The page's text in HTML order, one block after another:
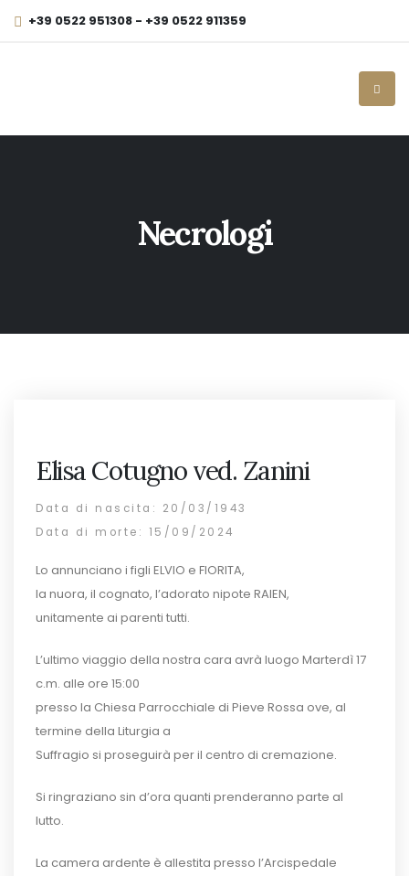
+39 0522 951308 - +39 0522 911359
Necrologi
Elisa Cotugno ved. Zanini
Data di nascita: 20/03/1943
Data di morte: 15/09/2024
Lo annunciano i figli ELVIO e FIORITA,
la nuora, il cognato, l’adorato nipote RAIEN,
unitamente ai parenti tutti.
L’ultimo viaggio della nostra cara avrà luogo Marterdì 17
c.m. alle ore 15:00
presso la Chiesa Parrocchiale di Pieve Rossa ove, al
termine della Liturgia a
Suffragio si proseguirà per il centro di cremazione.
Si ringraziano sin d’ora quanti prenderanno parte al
lutto.
La camera ardente è allestita presso l’Arcispedale